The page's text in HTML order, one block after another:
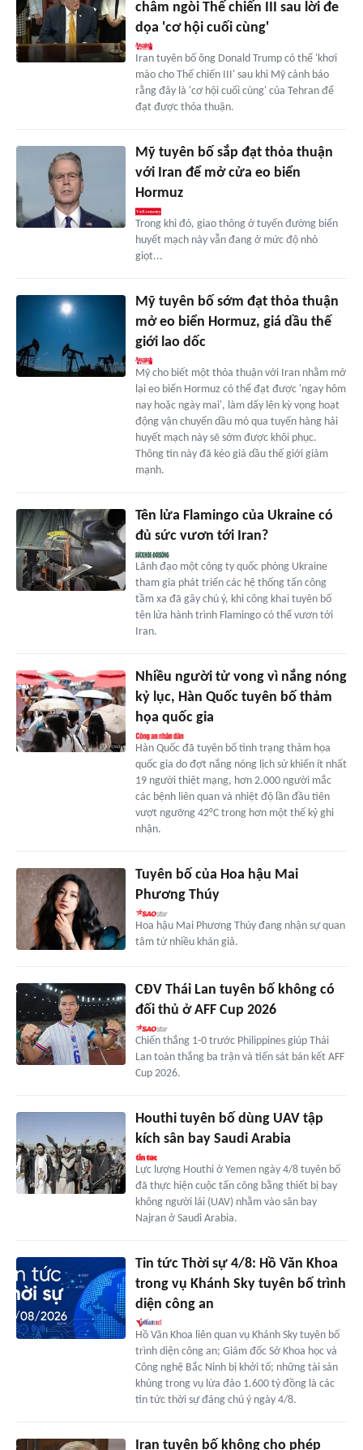
châm ngòi Thế chiến III sau lời đe
dọa 'cơ hội cuối cùng'
Iran tuyên bố ông Donald Trump có thể 'khơi
mào cho Thế chiến III' sau khi Mỹ cảnh báo
rằng đây là 'cơ hội cuối cùng' của Tehran để
đạt được thỏa thuận.
Mỹ tuyên bố sắp đạt thỏa thuận
với Iran để mở cửa eo biển
Hormuz
Trong khi đó, giao thông ở tuyến đường biển
huyết mạch này vẫn đang ở mức độ nhỏ
giọt...
Mỹ tuyên bố sớm đạt thỏa thuận
mở eo biển Hormuz, giá dầu thế
giới lao dốc
Mỹ cho biết một thỏa thuận với Iran nhằm mở
lại eo biển Hormuz có thể đạt được 'ngay hôm
nay hoặc ngày mai', làm dấy lên kỳ vọng hoạt
động vận chuyển dầu mỏ qua tuyến hàng hải
huyết mạch này sẽ sớm được khôi phục.
Thông tin này đã kéo giá dầu thế giới giảm
mạnh.
Tên lửa Flamingo của Ukraine có
đủ sức vươn tới Iran?
Lãnh đạo một công ty quốc phòng Ukraine
tham gia phát triển các hệ thống tấn công
tầm xa đã gây chú ý, khi công khai tuyên bố
tên lửa hành trình Flamingo có thể vươn tới
Iran.
Nhiều người tử vong vì nắng nóng
kỷ lục, Hàn Quốc tuyên bố thảm
họa quốc gia
Hàn Quốc đã tuyên bố tình trạng thảm họa
quốc gia do đợt nắng nóng lịch sử khiến ít nhất
19 người thiệt mạng, hơn 2.000 người mắc
các bệnh liên quan và nhiệt độ lần đầu tiên
vượt ngưỡng 42°C trong hơn một thế kỷ ghi
nhận.
Tuyên bố của Hoa hậu Mai
Phương Thúy
Hoa hậu Mai Phương Thúy đang nhận sự quan
tâm từ nhiều khán giả.
CĐV Thái Lan tuyên bố không có
đối thủ ở AFF Cup 2026
Chiến thắng 1-0 trước Philippines giúp Thái
Lan toàn thắng ba trận và tiến sát bán kết AFF
Cup 2026.
Houthi tuyên bố dùng UAV tập
kích sân bay Saudi Arabia
Lực lượng Houthi ở Yemen ngày 4/8 tuyên bố
đã thực hiện cuộc tấn công bằng thiết bị bay
không người lái (UAV) nhằm vào sân bay
Najran ở Saudi Arabia.
Tin tức Thời sự 4/8: Hồ Văn Khoa
trong vụ Khánh Sky tuyên bố trình
diện công an
Hồ Văn Khoa liên quan vụ Khánh Sky tuyên bố
trình diện công an; Giám đốc Sở Khoa học và
Công nghệ Bắc Ninh bị khởi tố; những tài sản
khủng trong vụ lừa đảo 1.600 tỷ đồng là các
tin tức thời sự đáng chú ý ngày 4/8.
Iran tuyên bố không cho phép